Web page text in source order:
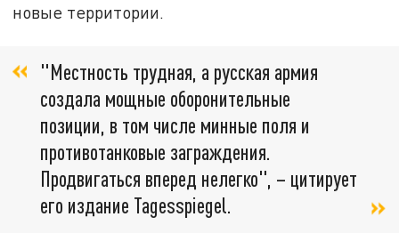
новые территории.
"Местность трудная, а русская армия
создала мощные оборонительные
позиции, в том числе минные поля и
противотанковые заграждения.
Продвигаться вперед нелегко", – цитирует
его издание Tagesspiegel.